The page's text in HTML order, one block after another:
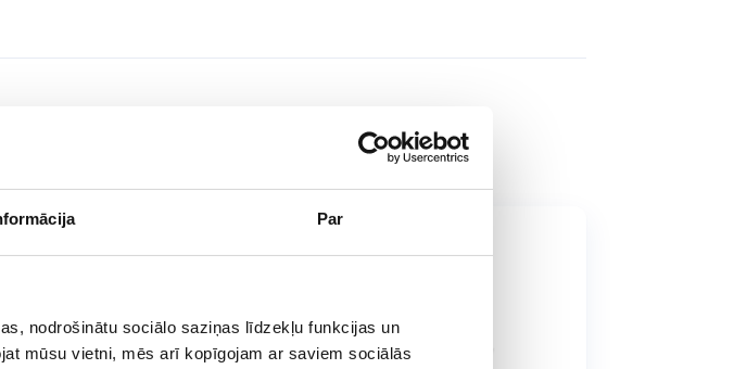
Par
nodrošinātu sociālo saziņas līdzekļu funkcijas un
mūsu vietni, mēs arī kopīgojam ar saviem sociālās